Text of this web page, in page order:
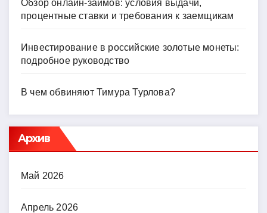
Обзор онлайн-займов: условия выдачи,
процентные ставки и требования к заемщикам
Инвестирование в российские золотые монеты:
подробное руководство
В чем обвиняют Тимура Турлова?
Архив
Май 2026
Апрель 2026